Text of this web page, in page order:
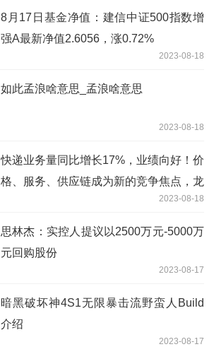
8月17日基金净值：建信中证500指数增
强A最新净值2.6056，涨0.72%
2023-08-18
如此孟浪啥意思_孟浪啥意思
2023-08-18
快递业务量同比增长17%，业绩向好！价
格、服务、供应链成为新的竞争焦点，龙
头企业竞争进一步升级，投资机会不容错
过！|产业链情报站
2023-08-18
思林杰：实控人提议以2500万元-5000万
元回购股份
2023-08-17
暗黑破坏神4S1无限暴击流野蛮人Build
介绍
2023-08-17